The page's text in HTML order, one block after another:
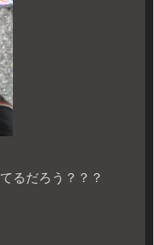
るだろう？？？